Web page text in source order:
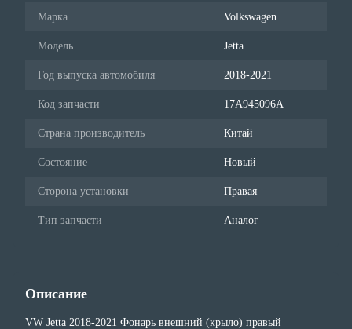
Марка Volkswagen
Модель Jetta
Год выпуска автомобиля 2018-2021
Код запчасти 17A945096A
Страна производитель Китай
Состояние Новый
Сторона установки Правая
Тип запчасти Аналог
Описание
VW Jetta 2018-2021 Фонарь внешний (крыло) правый